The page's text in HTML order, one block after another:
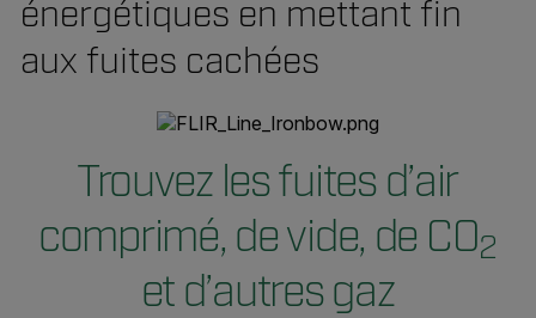
énergétiques en mettant fin
aux fuites cachées
Trouvez les fuites d’air
comprimé, de vide, de CO2
et d’autres gaz